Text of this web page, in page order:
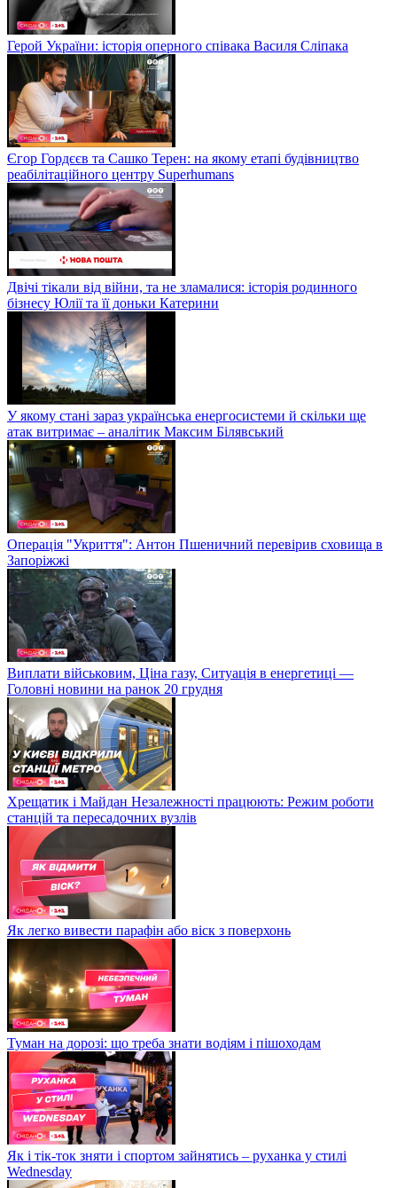
Герой України: історія оперного співака Василя Сліпака
Єгор Гордєєв та Сашко Терен: на якому етапі будівництво
реабілітаційного центру Superhumans
Двічі тікали від війни, та не зламалися: історія родинного
бізнесу Юлії та її доньки Катерини
У якому стані зараз українська енергосистеми й скільки ще
атак витримає – аналітик Максим Білявський
Операція "Укриття": Антон Пшеничний перевірив сховища в
Запоріжжі
Виплати військовим, Ціна газу, Ситуація в енергетиці —
Головні новини на ранок 20 грудня
Хрещатик і Майдан Незалежності працюють: Режим роботи
станцій та пересадочних вузлів
Як легко вивести парафін або віск з поверхонь
Туман на дорозі: що треба знати водіям і пішоходам
Як і тік-ток зняти і спортом зайнятись – руханка у стилі
Wednesday